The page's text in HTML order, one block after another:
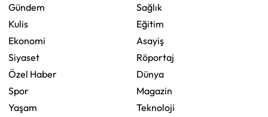
Gündem
Kulis
Ekonomi
Siyaset
Özel Haber
Spor
Yaşam
Sağlık
Eğitim
Asayiş
Röportaj
Dünya
Magazin
Teknoloji